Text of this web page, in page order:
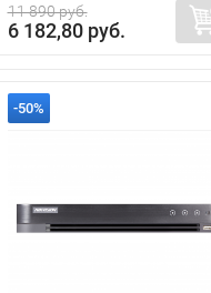
11 890 руб.
6 182,80 руб.
-50%